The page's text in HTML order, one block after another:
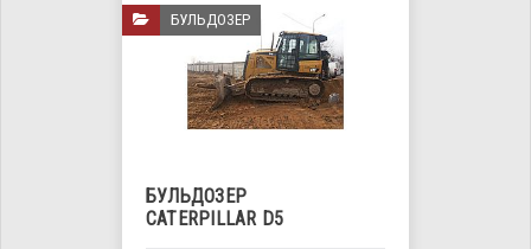
БУЛЬДОЗЕР
БУЛЬДОЗЕР
CATERPILLAR D5